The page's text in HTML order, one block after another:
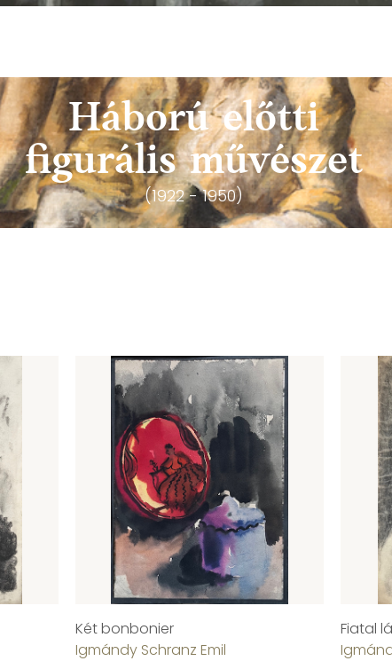
Háború előtti
figurális művészet
(1922 - 1950)
Két bonbonier
Igmándy Schranz Emil
Fiatal